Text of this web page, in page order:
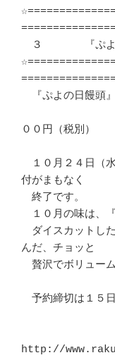
３　　　　『ぷ
『ぷよの日饅
２０個
００円（税別）
１０月２４日（
付がまもなく
終了です。
１０月の味は、『
ダイスカットし
んだ、チョッと
贅沢でボリュー
予約締切は１５
http://